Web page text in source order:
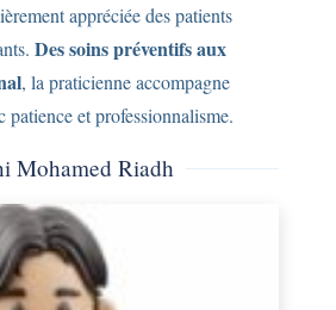
appréciée des patients
Des soins préventifs aux
, la praticienne accompagne
patience et professionnalisme.
Mohamed Riadh